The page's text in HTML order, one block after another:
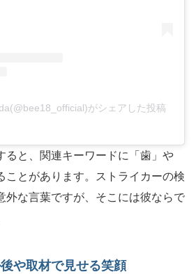
がシェアした投稿
ると、関連キーワードに「歯」や
ことがあります。ストライカーの検
外な言葉ですが、そこには彼ならで
や取材で見せる笑顔